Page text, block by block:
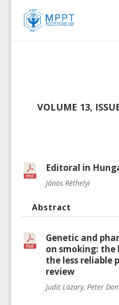
VOLUME 13,
Editoral in
János Réthelyi
Abstract
Genetic and
on smoking: the
the less reliable
review
Judit Lazary, Peter